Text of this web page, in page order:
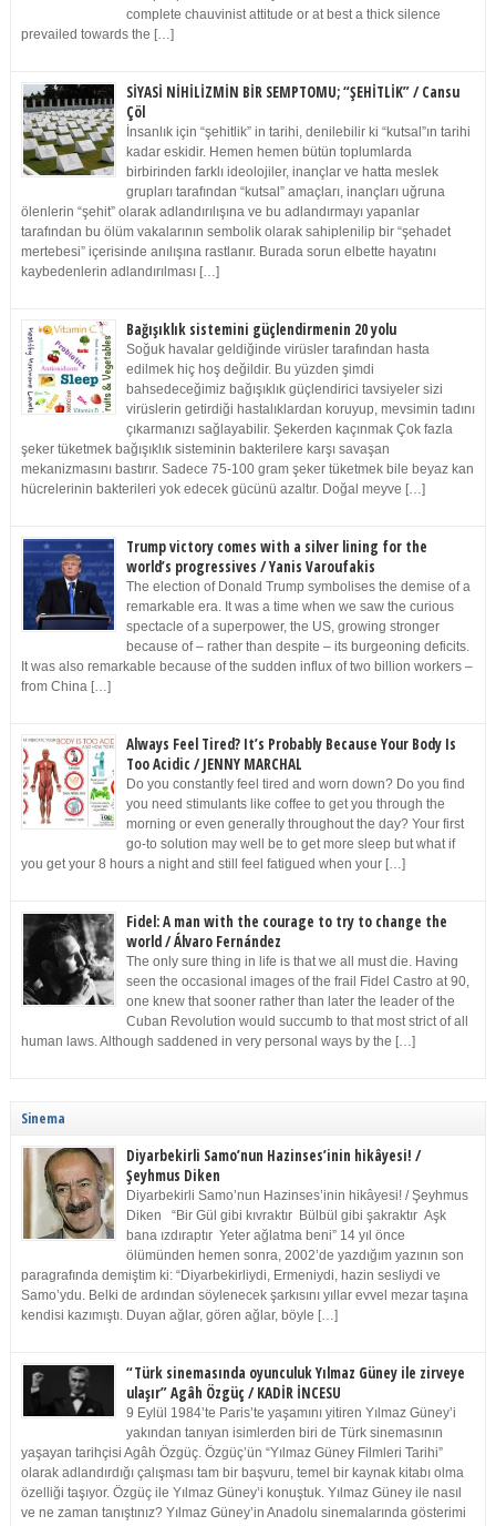
complete chauvinist attitude or at best a thick silence
prevailed towards the […]
SİYASİ NİHİLİZMİN BİR SEMPTOMU; “ŞEHİTLİK” / Cansu
Çöl
İnsanlık için “şehitlik” in tarihi, denilebilir ki “kutsal”ın tarihi
kadar eskidir. Hemen hemen bütün toplumlarda
birbirinden farklı ideolojiler, inançlar ve hatta meslek
grupları tarafından “kutsal” amaçları, inançları uğruna
ölenlerin “şehit” olarak adlandırılışına ve bu adlandırmayı yapanlar
tarafından bu ölüm vakalarının sembolik olarak sahiplenilip bir “şehadet
mertebesi” içerisinde anılışına rastlanır. Burada sorun elbette hayatını
kaybedenlerin adlandırılması […]
Bağışıklık sistemini güçlendirmenin 20 yolu
Soğuk havalar geldiğinde virüsler tarafından hasta
edilmek hiç hoş değildir. Bu yüzden şimdi
bahsedeceğimiz bağışıklık güçlendirici tavsiyeler sizi
virüslerin getirdiği hastalıklardan koruyup, mevsimin tadını
çıkarmanızı sağlayabilir. Şekerden kaçınmak Çok fazla
şeker tüketmek bağışıklık sisteminin bakterilere karşı savaşan
mekanizmasını bastırır. Sadece 75-100 gram şeker tüketmek bile beyaz kan
hücrelerinin bakterileri yok edecek gücünü azaltır. Doğal meyve […]
Trump victory comes with a silver lining for the
world’s progressives / Yanis Varoufakis
The election of Donald Trump symbolises the demise of a
remarkable era. It was a time when we saw the curious
spectacle of a superpower, the US, growing stronger
because of – rather than despite – its burgeoning deficits.
It was also remarkable because of the sudden influx of two billion workers –
from China […]
Always Feel Tired? It’s Probably Because Your Body Is
Too Acidic / JENNY MARCHAL
Do you constantly feel tired and worn down? Do you find
you need stimulants like coffee to get you through the
morning or even generally throughout the day? Your first
go-to solution may well be to get more sleep but what if
you get your 8 hours a night and still feel fatigued when your […]
Fidel: A man with the courage to try to change the
world / Álvaro Fernández
The only sure thing in life is that we all must die. Having
seen the occasional images of the frail Fidel Castro at 90,
one knew that sooner rather than later the leader of the
Cuban Revolution would succumb to that most strict of all
human laws. Although saddened in very personal ways by the […]
Sinema
Diyarbekirli Samo’nun Hazinses’inin hikâyesi! /
Şeyhmus Diken
Diyarbekirli Samo’nun Hazinses’inin hikâyesi! / Şeyhmus
Diken “Bir Gül gibi kıvraktır Bülbül gibi şakraktır Aşk
bana ızdıraptır Yeter ağlatma beni” 14 yıl önce
ölümünden hemen sonra, 2002’de yazdığım yazının son
paragrafında demiştim ki: “Diyarbekirliydi, Ermeniydi, hazin sesliydi ve
Samo’ydu. Belki de ardından söylenecek şarkısını yıllar evvel mezar taşına
kendisi kazımıştı. Duyan ağlar, gören ağlar, böyle […]
“Türk sinemasında oyunculuk Yılmaz Güney ile zirveye
ulaşır” Agâh Özgüç / KADİR İNCESU
9 Eylül 1984’te Paris’te yaşamını yitiren Yılmaz Güney’i
yakından tanıyan isimlerden biri de Türk sinemasının
yaşayan tarihçisi Agâh Özgüç. Özgüç’ün “Yılmaz Güney Filmleri Tarihi”
olarak adlandırdığı çalışması tam bir başvuru, temel bir kaynak kitabı olma
özelliği taşıyor. Özgüç ile Yılmaz Güney’i konuştuk. Yılmaz Güney ile nasıl
ve ne zaman tanıştınız? Yılmaz Güney’in Anadolu sinemalarında gösterimi